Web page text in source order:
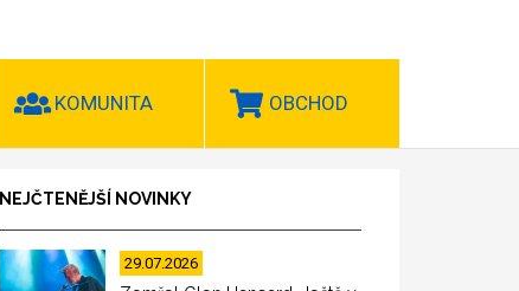
KOMUNITA OBCHOD
NEJČTENĚJŠÍ NOVINKY
29.07.2026